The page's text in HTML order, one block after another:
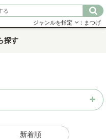
ジャンルを指定 ：まつげ
探す
新着順